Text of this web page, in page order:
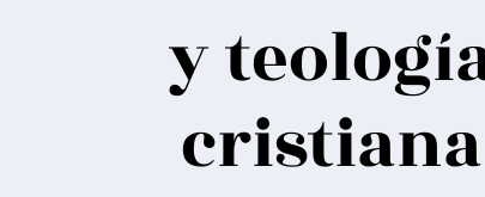
y
cristiana